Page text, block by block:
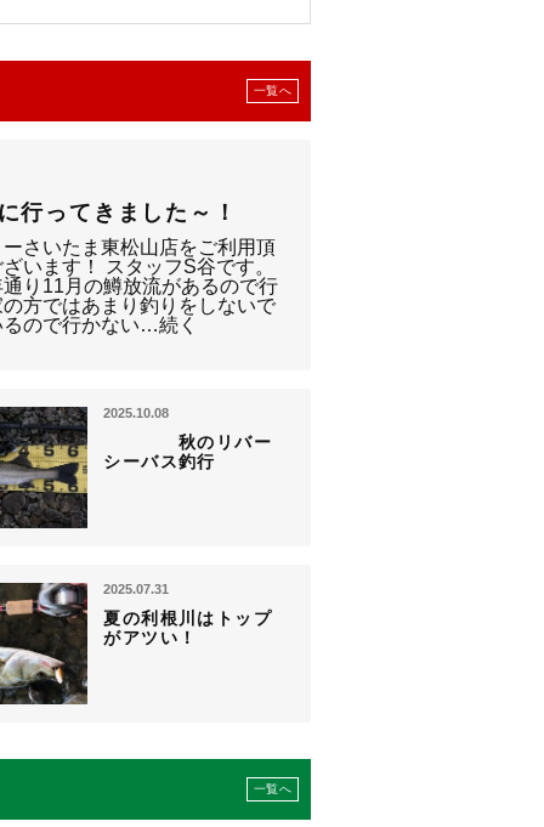
一覧へ
行ってきました～！
さいたま東松山店をご利用頂
います！ スタッフS谷です。
り11月の鱒放流があるので行
方ではあまり釣りをしないで
ので行かない…続く
2025.10.08
秋のリバー
シーバス釣行
2025.07.31
夏の利根川はトップ
がアツい！
一覧へ